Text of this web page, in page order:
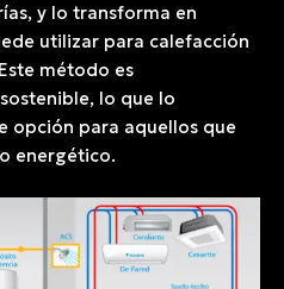
y lo transforma en
utilizar para calefacción
método es
lo que lo
opción para aquellos que
energético.